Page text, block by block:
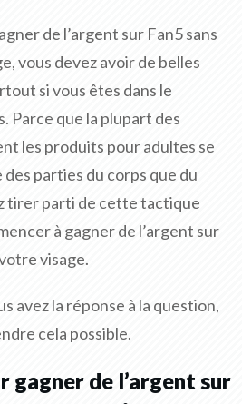
de l’argent sur Fan5 sans
vous devez avoir de belles
si vous êtes dans le
Parce que la plupart des
les produits pour adultes se
parties du corps que du
tirer parti de cette tactique
à gagner de l’argent sur
visage.
avez la réponse à la question,
cela possible.
gagner de l’argent sur